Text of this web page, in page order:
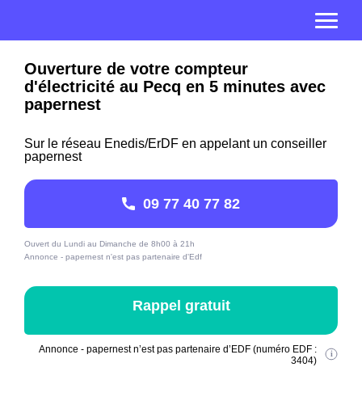
Ouverture de votre compteur
d'électricité au Pecq en 5 minutes avec
papernest
Sur le réseau Enedis/ErDF en appelant un conseiller
papernest
09 77 40 77 82
Ouvert du Lundi au Dimanche de 8h00 à 21h
Annonce - papernest n'est pas partenaire d'Edf
Rappel gratuit
Annonce - papernest n’est pas partenaire d’EDF (numéro EDF :
3404)